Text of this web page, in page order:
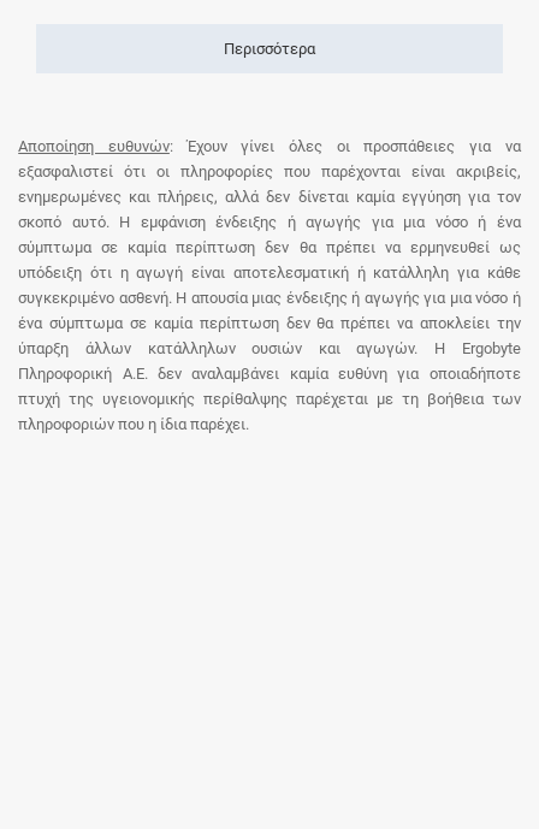
Περισσότερα
Αποποίηση ευθυνών: Έχουν γίνει όλες οι προσπάθειες για να
εξασφαλιστεί ότι οι πληροφορίες που παρέχονται είναι ακριβείς,
ενημερωμένες και πλήρεις, αλλά δεν δίνεται καμία εγγύηση για τον
σκοπό αυτό. Η εμφάνιση ένδειξης ή αγωγής για μια νόσο ή ένα
σύμπτωμα σε καμία περίπτωση δεν θα πρέπει να ερμηνευθεί ως
υπόδειξη ότι η αγωγή είναι αποτελεσματική ή κατάλληλη για κάθε
συγκεκριμένο ασθενή. Η απουσία μιας ένδειξης ή αγωγής για μια νόσο ή
ένα σύμπτωμα σε καμία περίπτωση δεν θα πρέπει να αποκλείει την
ύπαρξη άλλων κατάλληλων ουσιών και αγωγών. Η Ergobyte
Πληροφορική Α.Ε. δεν αναλαμβάνει καμία ευθύνη για οποιαδήποτε
πτυχή της υγειονομικής περίθαλψης παρέχεται με τη βοήθεια των
πληροφοριών που η ίδια παρέχει.